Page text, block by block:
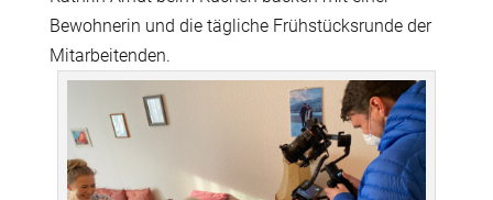
Bewohnerin und die tägliche Frühstücksrunde der
Mitarbeitenden.